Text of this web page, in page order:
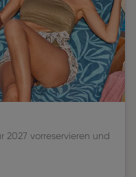
2027 vorreservieren und